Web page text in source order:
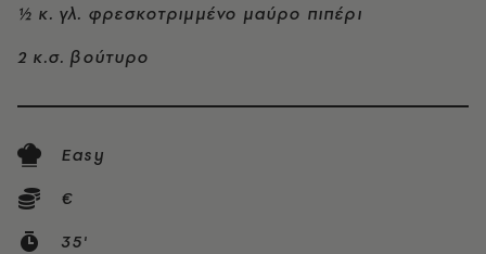
½ κ. γλ. φρεσκοτριμμένο μαύρο πιπέρι
2 κ.σ. βούτυρο
Easy
€
35'